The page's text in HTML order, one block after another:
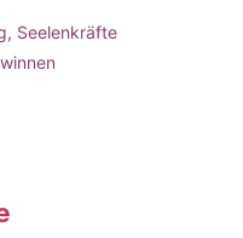
Seelenkräfte